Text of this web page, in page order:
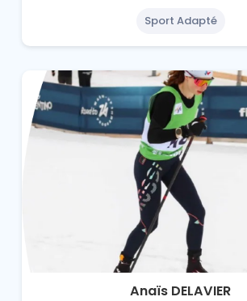
Sport Adapté
Anaïs DELAVIER